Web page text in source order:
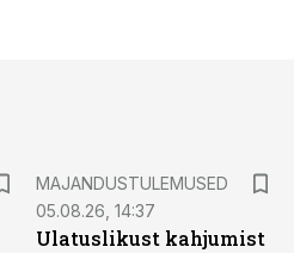
MAJANDUSTULEMUSED
05.08.26, 14:37
Ulatuslikust kahjumist